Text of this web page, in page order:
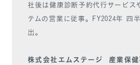
社後は健康診断予約代行サービス
テムの営業に従事。FY2024年 四
出。
株式会社エムステージ 産業保